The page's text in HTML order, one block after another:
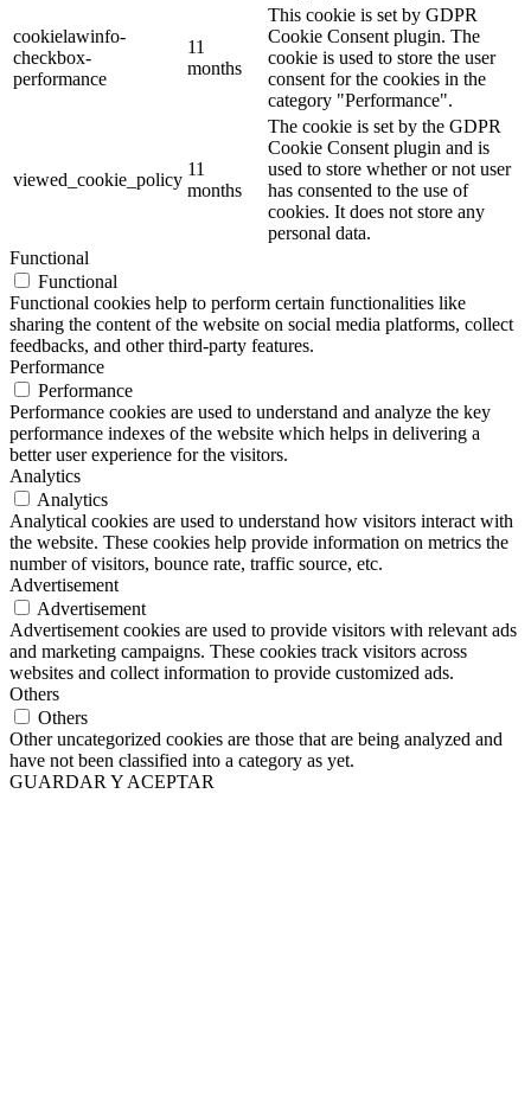
cookielawinfo-
checkbox-
performance
11
months
This cookie is set by GDPR
Cookie Consent plugin. The
cookie is used to store the user
consent for the cookies in the
category "Performance".
viewed_cookie_policy
11
months
The cookie is set by the GDPR
Cookie Consent plugin and is
used to store whether or not user
has consented to the use of
cookies. It does not store any
personal data.
Functional
Functional
Functional cookies help to perform certain functionalities like
sharing the content of the website on social media platforms, collect
feedbacks, and other third-party features.
Performance
Performance
Performance cookies are used to understand and analyze the key
performance indexes of the website which helps in delivering a
better user experience for the visitors.
Analytics
Analytics
Analytical cookies are used to understand how visitors interact with
the website. These cookies help provide information on metrics the
number of visitors, bounce rate, traffic source, etc.
Advertisement
Advertisement
Advertisement cookies are used to provide visitors with relevant ads
and marketing campaigns. These cookies track visitors across
websites and collect information to provide customized ads.
Others
Others
Other uncategorized cookies are those that are being analyzed and
have not been classified into a category as yet.
GUARDAR Y ACEPTAR